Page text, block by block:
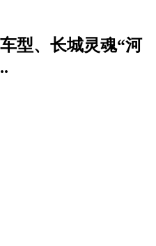
型、长城灵魂“河